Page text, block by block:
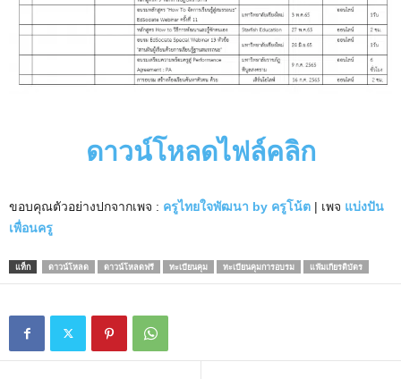
ดาวน์โหลดไฟล์คลิก
ขอบคุณตัวอย่างปกจากเพจ : ครูไทยใจพัฒนา by ครูโน้ต | เพจ แบ่งปัน
เพื่อนครู
แท็ก ดาวน์โหลด ดาวน์โหลดฟรี ทะเบียนคุม ทะเบียนคุมการอบรม แฟ้มเกียรติบัตร